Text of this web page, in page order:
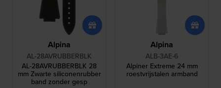
Alpina
AL-28AVRUBBERBLK
AL-28AVRUBBERBLK 28
mm Zwarte siliconenrubber
band zonder gesp
Alpina
ALB-3AE-6
Alpiner Extreme 24 mm
roestvrijstalen armband